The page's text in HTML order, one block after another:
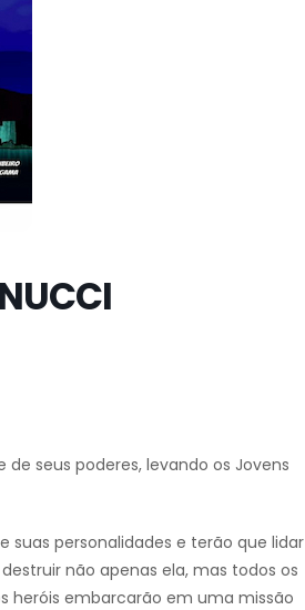
seus poderes, levando os Jovens
suas personalidades e terão que lidar
não apenas ela, mas todos os
heróis embarcarão em uma missão